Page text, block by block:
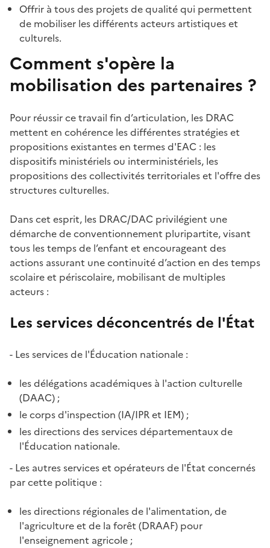
Offrir à tous des projets de qualité qui permettent
de mobiliser les différents acteurs artistiques et
culturels.
Comment s'opère la
mobilisation des partenaires ?
Pour réussir ce travail fin d’articulation, les DRAC
mettent en cohérence les différentes stratégies et
propositions existantes en termes d'EAC : les
dispositifs ministériels ou interministériels, les
propositions des collectivités territoriales et l'offre des
structures culturelles.
Dans cet esprit, les DRAC/DAC privilégient une
démarche de conventionnement pluripartite, visant
tous les temps de l’enfant et encourageant des
actions assurant une continuité d’action en des temps
scolaire et périscolaire, mobilisant de multiples
acteurs :
Les services déconcentrés de l'État
- Les services de l'Éducation nationale :
les délégations académiques à l'action culturelle
(DAAC) ;
le corps d'inspection (IA/IPR et IEM) ;
les directions des services départementaux de
l'Éducation nationale.
- Les autres services et opérateurs de l'État concernés
par cette politique :
les directions régionales de l'alimentation, de
l'agriculture et de la forêt (DRAAF) pour
l'enseignement agricole ;